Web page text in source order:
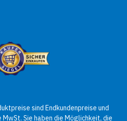
sind Endkundenpreise und
Sie haben die Möglichkeit, die